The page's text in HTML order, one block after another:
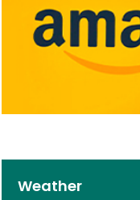
Weather